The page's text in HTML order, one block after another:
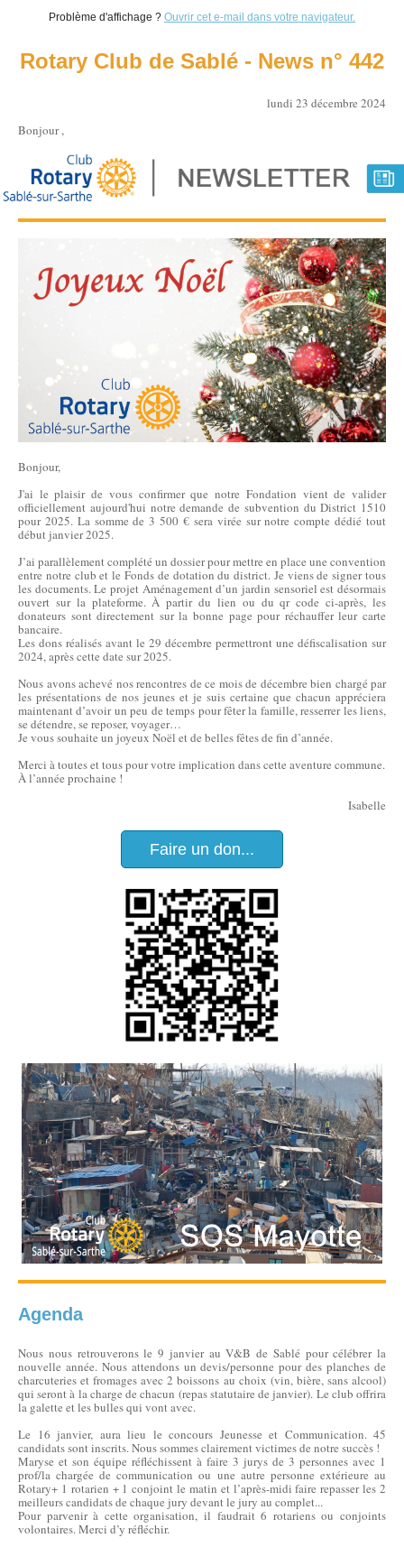
Problème d'affichage ? Ouvrir cet e-mail dans votre navigateur.
Rotary Club de Sablé - News n° 442
lundi 23 décembre 2024
Bonjour ,
Bonjour,
J'ai le plaisir de vous confirmer que notre Fondation vient de valider
officiellement aujourd'hui notre demande de subvention du District 1510
pour 2025. La somme de 3 500 € sera virée sur notre compte dédié tout
début janvier 2025.
J’ai parallèlement complété un dossier pour mettre en place une convention
entre notre club et le Fonds de dotation du district. Je viens de signer tous
les documents. Le projet Aménagement d’un jardin sensoriel est désormais
ouvert sur la plateforme. À partir du lien ou du qr code ci-après, les
donateurs sont directement sur la bonne page pour réchauffer leur carte
bancaire.
Les dons réalisés avant le 29 décembre permettront une défiscalisation sur
2024, après cette date sur 2025.
Nous avons achevé nos rencontres de ce mois de décembre bien chargé par
les présentations de nos jeunes et je suis certaine que chacun appréciera
maintenant d’avoir un peu de temps pour fêter la famille, resserrer les liens,
se détendre, se reposer, voyager…
Je vous souhaite un joyeux Noël et de belles fêtes de fin d’année.
Merci à toutes et tous pour votre implication dans cette aventure commune.
À l’année prochaine !
Isabelle
Faire un don...
Agenda
Nous nous retrouverons le 9 janvier au V&B de Sablé pour célébrer la
nouvelle année. Nous attendons un devis/personne pour des planches de
charcuteries et fromages avec 2 boissons au choix (vin, bière, sans alcool)
qui seront à la charge de chacun (repas statutaire de janvier). Le club offrira
la galette et les bulles qui vont avec.
Le 16 janvier, aura lieu le concours Jeunesse et Communication. 45
candidats sont inscrits. Nous sommes clairement victimes de notre succès !
Maryse et son équipe réfléchissent à faire 3 jurys de 3 personnes avec 1
prof/la chargée de communication ou une autre personne extérieure au
Rotary+ 1 rotarien + 1 conjoint le matin et l’après-midi faire repasser les 2
meilleurs candidats de chaque jury devant le jury au complet...
Pour parvenir à cette organisation, il faudrait 6 rotariens ou conjoints
volontaires. Merci d’y réfléchir.